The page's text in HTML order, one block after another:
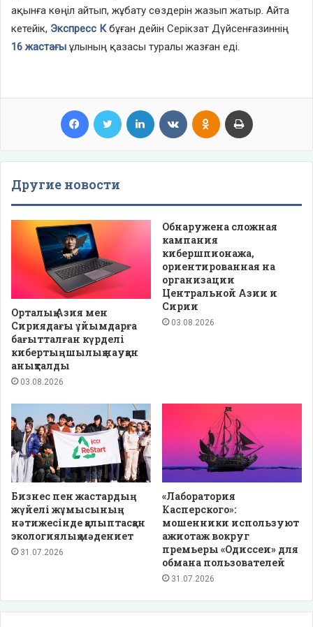
ақынға көңіл айтып, жұбату сөздерін жазып жатыр. Айта
кетейік, Экспресс Кбұған дейін Серікзат Дүйсенғазиннің
16 жастағы ұлының қазасы туралы жазған еді.
Facebook Twitter LinkedIn VKontakteOdnoklassniki
Другие новости
Орталық Азия мен
Сириядағы ұйымдарға
бағытталған күрделі
кибертыңшылық науқан
анықталды
03.08.2026
Обнаружена сложная
кампания
кибершпионажа,
ориентированная на
организации
Центральной Азии и
Сирии
03.08.2026
Бизнес пен жастардың
жүйелі жұмысының
нәтижесінде қалыптасқан
экологиялық мәдениет
31.07.2026
«Лаборатория
Касперского»:
мошенники используют
ажиотаж вокруг
премьеры «Одиссеи» для
обмана пользователей
31.07.2026